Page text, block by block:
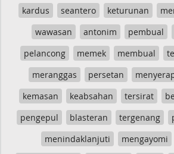
kardus
seantero keturunan
wawasan
antonim pembual
pelancong
memek membual
meranggas
persetan
kemasan
keabsahan tersirat
pengepul
blasteran tergenang
menindaklanjuti
mengayomi